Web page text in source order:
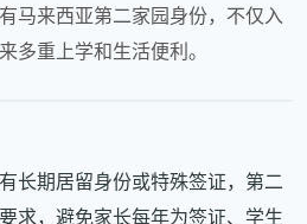
马来西亚第二家园身份，不仅入
多重上学和生活便利。
长期居留身份或特殊签证，第二
求，避免家长每年为签证、学生